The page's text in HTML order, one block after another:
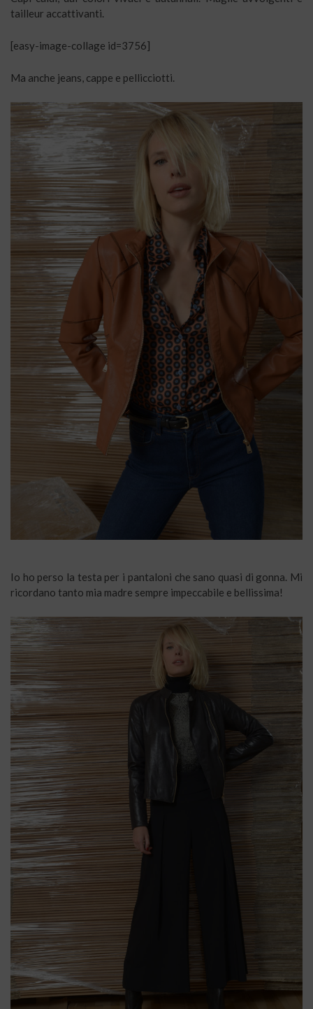
tailleur accattivanti.
[easy-image-collage id=3756]
Ma anche jeans, cappe e pellicciotti.
Io ho perso la testa per i pantaloni che sano quasi di gonna. Mi
ricordano tanto mia madre sempre impeccabile e bellissima!